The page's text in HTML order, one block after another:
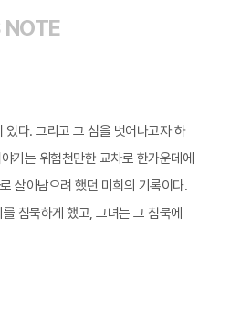
NOTE
있다. 그리고 그 섬을 벗어나고자 하
기는 위험천만한 교차로 한가운데에
살아남으려 했던 미희의 기록이다.
침묵하게 했고, 그녀는 그 침묵에